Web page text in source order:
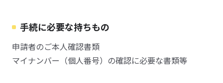
手続に必要な持ちもの
申請者のご本人確認書類
マイナンバー（個人番号）の確認に必要な書類等